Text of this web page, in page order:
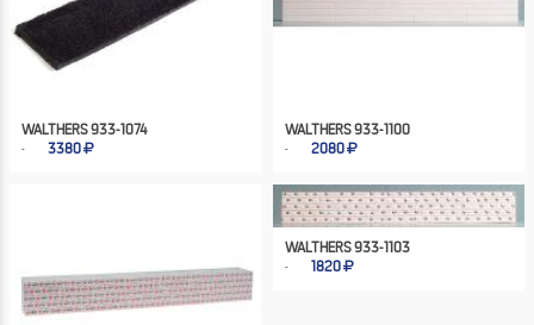
WALTHERS 933-1074
3380
WALTHERS 933-1100
2080
WALTHERS 933-1103
1820